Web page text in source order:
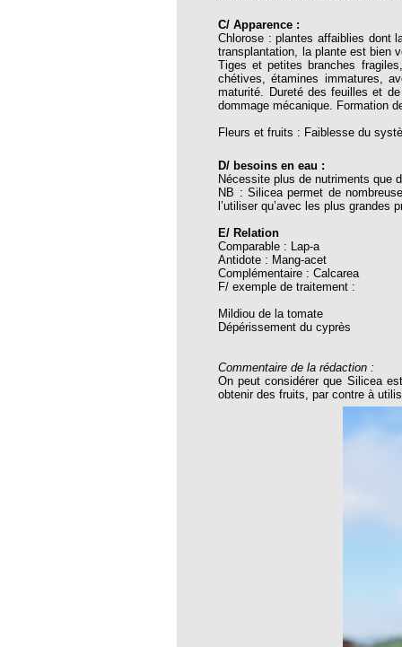
C/ Apparence :
Chlorose : plantes affaiblies dont
transplantation, la plante est bien
Tiges et petites branches
chétives, étamines immatures,
maturité. Dureté des feuilles et
dommage mécanique.
Fleurs et fruits : Faiblesse du
D/ besoins en eau :
Nécessite plus de nutriments que
NB : Silicea permet de
l’utiliser qu’avec les plus grandes
E/ Relation
Comparable : Lap-a
Antidote : Mang-acet
Complémentaire : Calcarea
F/ exemple de traitement :
Mildiou de la tomate
Dépérissement du cyprès
Commentaire de la rédaction :
On peut considérer que Silicea
obtenir des fruits, par contre à